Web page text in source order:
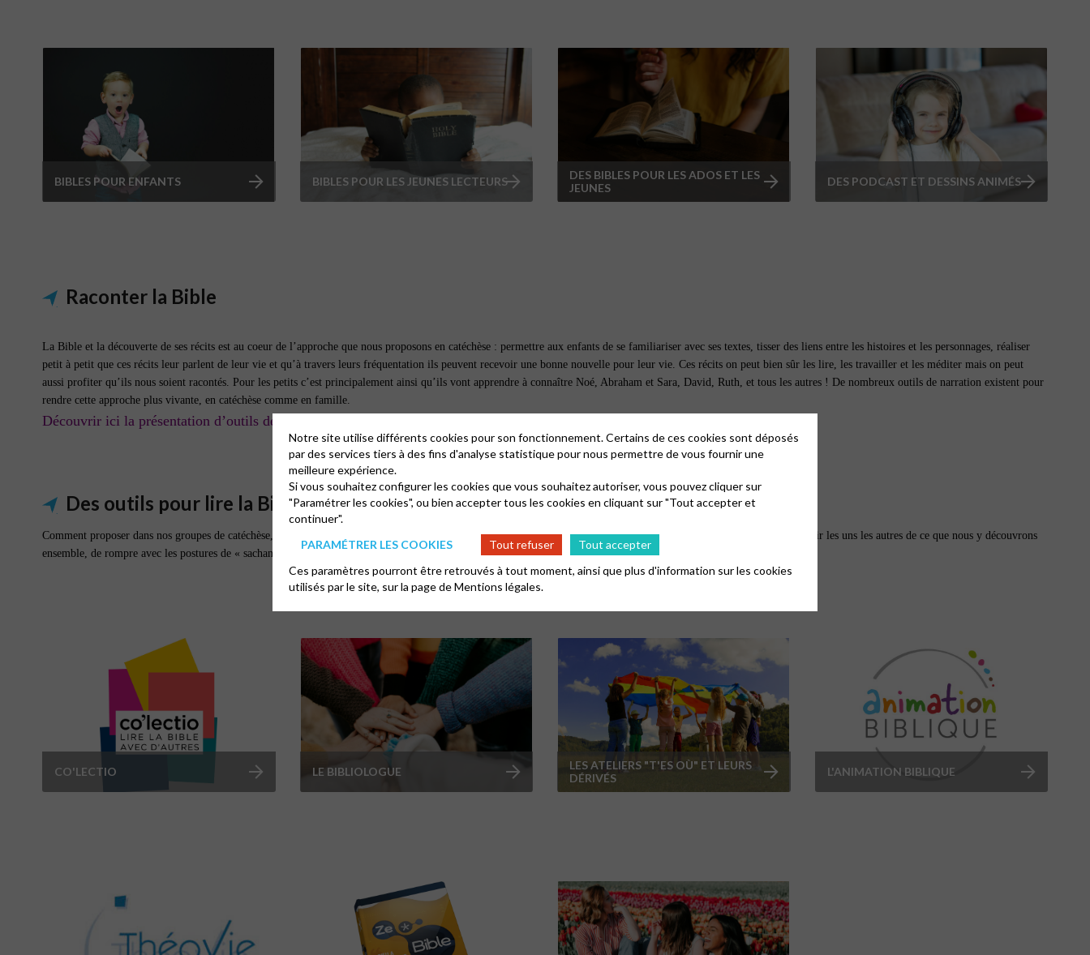
BIBLES POUR ENFANTS BIBLES POUR LES JEUNES LECTEURS
DES BIBLES POUR LES ADOS ET LES
JEUNES
DES PODCAST ET DESSINS ANIMÉS
Raconter la Bible
La Bible et la découverte de ses récits est au coeur de l’approche que nous proposons en catéchèse : permettre aux enfants de se familiariser avec ses textes, tisser des liens entre les histoires et les personnages, réaliser
petit à petit que ces récits leur parlent de leur vie et qu’à travers leurs fréquentation ils peuvent recevoir une bonne nouvelle pour leur vie. Ces récits on peut bien sûr les lire, les travailler et les méditer mais on peut
aussi profiter qu’ils nous soient racontés. Pour les petits c’est principalement ainsi qu’ils vont apprendre à connaître Noé, Abraham et Sara, David, Ruth, et tous les autres ! De nombreux outils de narration existent pour
rendre cette approche plus vivante, en catéchèse comme en famille.
Découvrir ici la présentation d’outils de narration biblique
Des outils pour lire la Bible avec d'autres
Comment proposer dans nos groupes de catéchèse, nos groupes de jeunes mais aussi ailleurs des possibilités de se placer ensemble devant le texte biblique, de nous nourrir les uns les autres de ce que nous y découvrons
ensemble, de rompre avec les postures de « sachants » et d’ « apprenants » pour nous mettre ensemble à l’écoute de ce que le texte biblique nous dit pour aujourd’hui ?
CO'LECTIO LE BIBLIOLOGUE
LES ATELIERS "T'ES OÙ" ET LEURS
DÉRIVÉS
L'ANIMATION BIBLIQUE
Notre site utilise différents cookies pour son fonctionnement. Certains de ces cookies sont déposés
par des services tiers à des fins d'analyse statistique pour nous permettre de vous fournir une
meilleure expérience.
Si vous souhaitez configurer les cookies que vous souhaitez autoriser, vous pouvez cliquer sur
"Paramétrer les cookies", ou bien accepter tous les cookies en cliquant sur "Tout accepter et
continuer".
PARAMÉTRER LES COOKIES
Tout refuser
Tout accepter
Ces paramètres pourront être retrouvés à tout moment, ainsi que plus d'information sur les cookies
utilisés par le site, sur la page deMentions légales.